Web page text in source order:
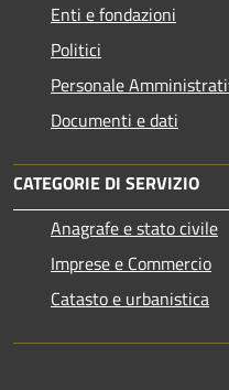
Enti e fondazioni
Politici
Personale
Documenti e dati
CATEGORIE DI SERVIZIO
Anagrafe e stato civile
Imprese e Commercio
Catasto e urbanistica